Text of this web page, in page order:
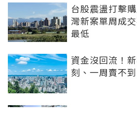
台股震盪打擊
灣新案單周成
最低
資金沒回流！
刻、一周賣不